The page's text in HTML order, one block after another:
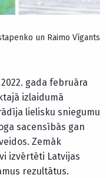
un Raimo Vīgants
gada februāra
izlaidumā
lielisku sniegumu
sacensībās gan
Zemāk
izvērtēti Latvijas
rezultātus.